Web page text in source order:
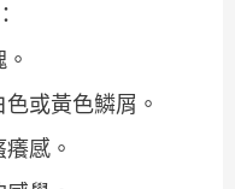
或黃色鱗屑。
感。